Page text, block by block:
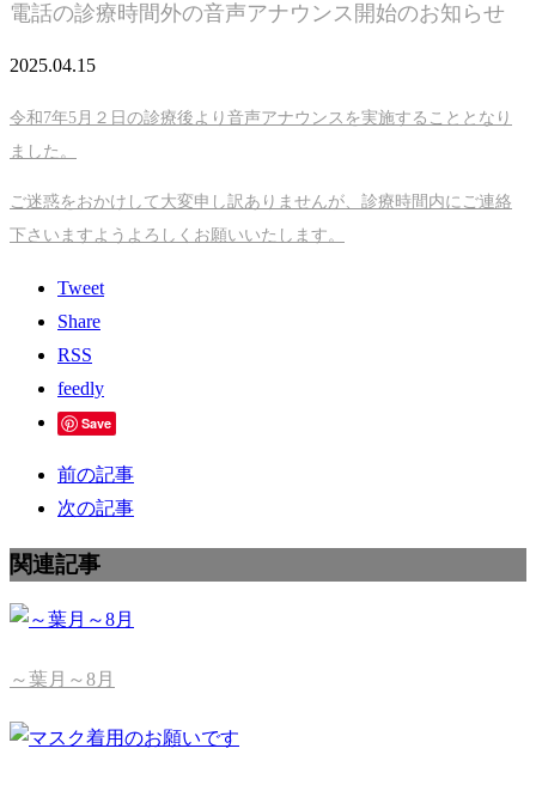
電話の診療時間外の音声アナウンス開始のお知らせ
2025.04.15
令和7年5月２日の診療後より音声アナウンスを実施することとなり
ました。
ご迷惑をおかけして大変申し訳ありませんが、診療時間内にご連絡
下さいますようよろしくお願いいたします。
Tweet
Share
RSS
feedly
Save
前の記事
次の記事
関連記事
～葉月～8月